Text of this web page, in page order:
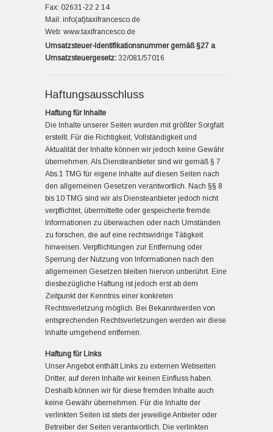
Fax: 02631-22 2 14
Mail: info(at)taxifrancesco.de
Web: www.taxifrancesco.de
Umsatzsteuer-Identifikationsnummer gemäß §27 a
Umsatzsteuergesetz: 32/081/57016
Haftungsausschluss
Haftung für Inhalte
Die Inhalte unserer Seiten wurden mit größter Sorgfalt
erstellt. Für die Richtigkeit, Vollständigkeit und
Aktualität der Inhalte können wir jedoch keine Gewähr
übernehmen. Als Diensteanbieter sind wir gemäß § 7
Abs.1 TMG für eigene Inhalte auf diesen Seiten nach
den allgemeinen Gesetzen verantwortlich. Nach §§ 8
bis 10 TMG sind wir als Diensteanbieter jedoch nicht
verpflichtet, übermittelte oder gespeicherte fremde
Informationen zu überwachen oder nach Umständen
zu forschen, die auf eine rechtswidrige Tätigkeit
hinweisen. Verpflichtungen zur Entfernung oder
Sperrung der Nutzung von Informationen nach den
allgemeinen Gesetzen bleiben hiervon unberührt. Eine
diesbezügliche Haftung ist jedoch erst ab dem
Zeitpunkt der Kenntnis einer konkreten
Rechtsverletzung möglich. Bei Bekanntwerden von
entsprechenden Rechtsverletzungen werden wir diese
Inhalte umgehend entfernen.
Haftung für Links
Unser Angebot enthält Links zu externen Webseiten
Dritter, auf deren Inhalte wir keinen Einfluss haben.
Deshalb können wir für diese fremden Inhalte auch
keine Gewähr übernehmen. Für die Inhalte der
verlinkten Seiten ist stets der jeweilige Anbieter oder
Betreiber der Seiten verantwortlich. Die verlinkten